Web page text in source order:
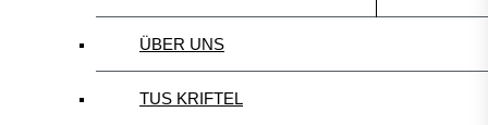
ÜBER UNS
TUS KRIFTEL